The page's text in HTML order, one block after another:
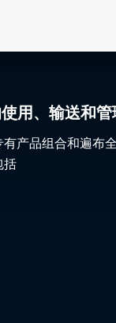
用、输送和管
产品组合和遍布
括